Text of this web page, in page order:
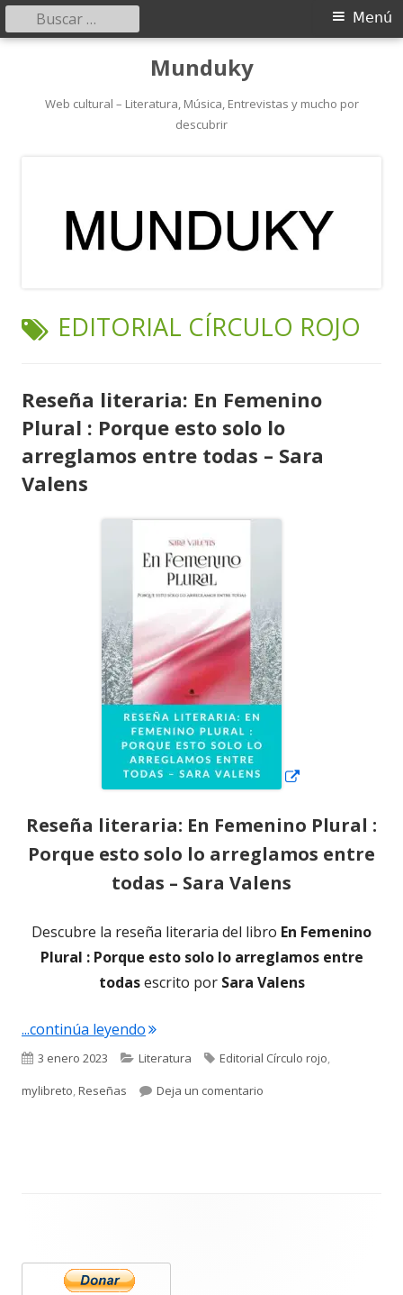
contenido
Munduky
Web cultural – Literatura, Música, Entrevistas y mucho por
descubrir
Menú
Menú
Buscar:
ETIQUETA:
EDITORIAL CÍRCULO ROJO
Reseña literaria: En Femenino
Plural : Porque esto solo lo
arreglamos entre todas – Sara
Valens
Reseña literaria: En Femenino Plural :
Porque esto solo lo arreglamos entre
todas – Sara Valens
Descubre la reseña literaria del libro En Femenino
Plural : Porque esto solo lo arreglamos entre
todasescrito por Sara Valens
...continúa leyendo"Reseña literaria: En Femenino
Publicado
el
3 enero 2023 Categorías
Literatura Etiquetas
Editorial Círculo rojo,
mylibreto,Reseñas Deja un comentario
lateral